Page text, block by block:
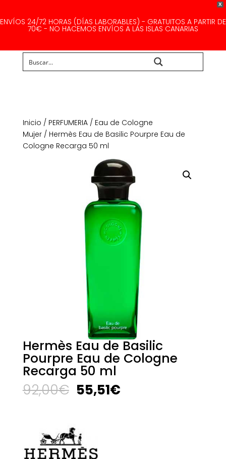
X
ENVÍOS 24/72 HORAS (DÍAS LABORABLES) - GRATUITOS A PARTIR DE
70€ - NO HACEMOS ENVÍOS A LAS ISLAS CANARIAS
Inicio / PERFUMERIA/ Eau de Cologne
Mujer/ Hermès Eau de Basilic Pourpre Eau de
Cologne Recarga 50 ml
Hermès Eau de Basilic
Pourpre Eau de Cologne
Recarga 50 ml
92,00€ El
precio
era:
92,00€.
55,51€El